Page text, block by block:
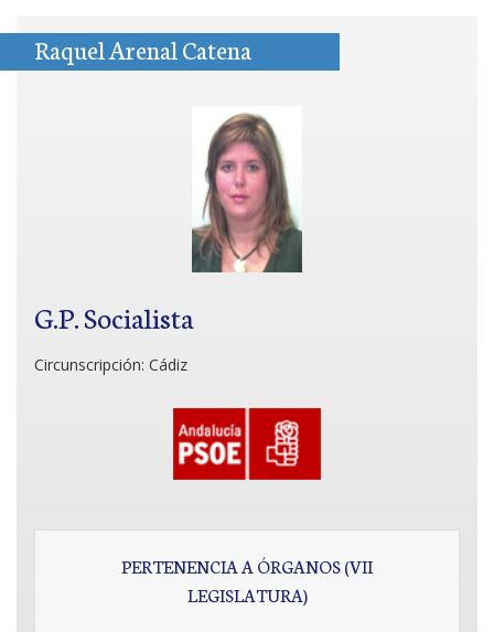
Raquel Arenal Catena
G.P. Socialista
Circunscripción: Cádiz
PERTENENCIA A ÓRGANOS (VII
LEGISLATURA)